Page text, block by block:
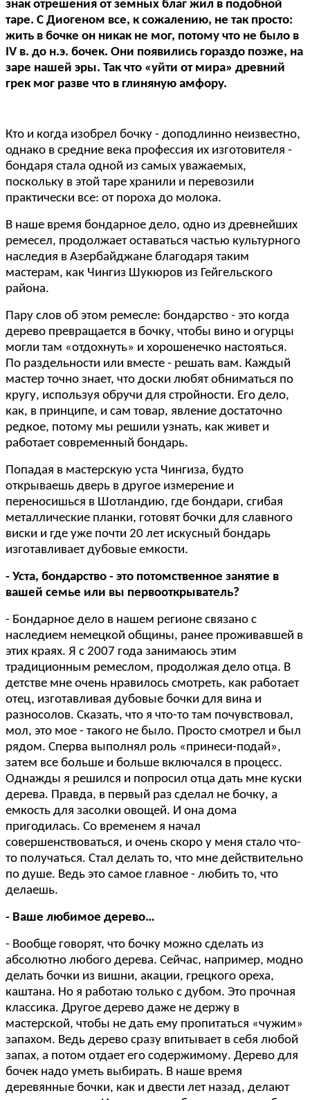
знак отрешения от земных благ жил в подобной
таре. С Диогеном все, к сожалению, не так просто:
жить в бочке он никак не мог, потому что не было в
IV в. до н.э. бочек. Они появились гораздо позже, на
заре нашей эры. Так что «уйти от мира» древний
грек мог разве что в глиняную амфору.
Кто и когда изобрел бочку - доподлинно неизвестно,
однако в средние века профессия их изготовителя -
бондаря стала одной из самых уважаемых,
поскольку в этой таре хранили и перевозили
практически все: от пороха до молока.
В наше время бондарное дело, одно из древнейших
ремесел, продолжает оставаться частью культурного
наследия в Азербайджане благодаря таким
мастерам, как Чингиз Шукюров из Гейгельского
района.
Пару слов об этом ремесле: бондарство - это когда
дерево превращается в бочку, чтобы вино и огурцы
могли там «отдохнуть» и хорошенечко настояться.
По раздельности или вместе - решать вам. Каждый
мастер точно знает, что доски любят обниматься по
кругу, используя обручи для стройности. Его дело,
как, в принципе, и сам товар, явление достаточно
редкое, потому мы решили узнать, как живет и
работает современный бондарь.
Попадая в мастерскую уста Чингиза, будто
открываешь дверь в другое измерение и
переносишься в Шотландию, где бондари, сгибая
металлические планки, готовят бочки для славного
виски и где уже почти 20 лет искусный бондарь
изготавливает дубовые емкости.
- Уста, бондарство - это потомственное занятие в
вашей семье или вы первооткрыватель?
- Бондарное дело в нашем регионе связано с
наследием немецкой общины, ранее проживавшей в
этих краях. Я с 2007 года занимаюсь этим
традиционным ремеслом, продолжая дело отца. В
детстве мне очень нравилось смотреть, как работает
отец, изготавливая дубовые бочки для вина и
разносолов. Сказать, что я что-то там почувствовал,
мол, это мое - такого не было. Просто смотрел и был
рядом. Сперва выполнял роль «принеси-подай»,
затем все больше и больше включался в процесс.
Однажды я решился и попросил отца дать мне куски
дерева. Правда, в первый раз сделал не бочку, а
емкость для засолки овощей. И она дома
пригодилась. Со временем я начал
совершенствоваться, и очень скоро у меня стало что-
то получаться. Стал делать то, что мне действительно
по душе. Ведь это самое главное - любить то, что
делаешь.
- Ваше любимое дерево…
- Вообще говорят, что бочку можно сделать из
абсолютно любого дерева. Сейчас, например, модно
делать бочки из вишни, акации, грецкого ореха,
каштана. Но я работаю только с дубом. Это прочная
классика. Другое дерево даже не держу в
мастерской, чтобы не дать ему пропитаться «чужим»
запахом. Ведь дерево сразу впитывает в себя любой
запах, а потом отдает его содержимому. Дерево для
бочек надо уметь выбирать. В наше время
деревянные бочки, как и двести лет назад, делают